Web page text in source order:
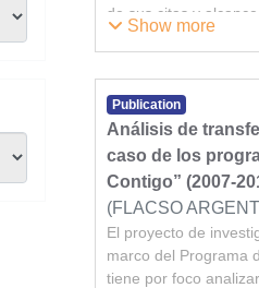
de sus citas y
nuevos
miembros del CUP.
La metodología de
detallada de los
impacto, indexados
identificación de los
así su trazabilidad
Los resultados
la evaluación del
valiosa para la toma
Show more
Publication
Análisis de
caso de los
Contigo” (2007-
(FLACSO
El proyecto de
marco del Programa
tiene por foco